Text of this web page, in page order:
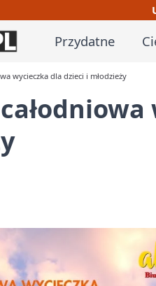
Przydatne
wycieczka dla dzieci i młodzieży